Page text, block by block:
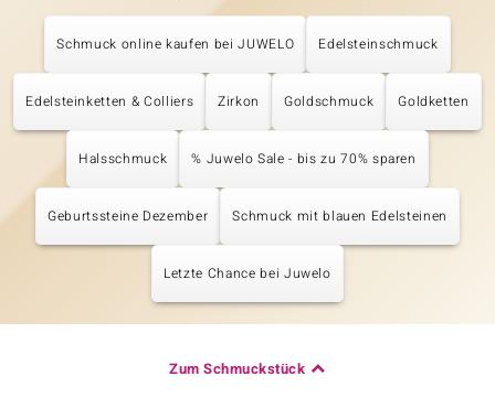
Schmuck online kaufen bei JUWELO Edelsteinschmuck
Edelsteinketten & Colliers Zirkon Goldschmuck Goldketten
Halsschmuck % Juwelo Sale - bis zu 70% sparen
Geburtssteine Dezember Schmuck mit blauen Edelsteinen
Letzte Chance bei Juwelo
Zum Schmuckstück